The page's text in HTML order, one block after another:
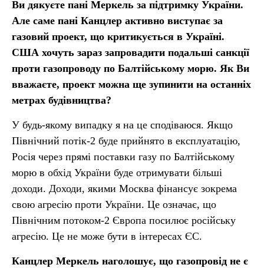
Ви дякуєте пані Меркель за підтримку України.
Але саме пані Канцлер активно виступає за
газовий проект, що критикується в Україні.
США хочуть зараз запровадити подальші санкції
проти газопроводу по Балтійському морю. Як Ви
вважаєте, проект можна ще зупинити на останніх
метрах будівництва?
У будь-якому випадку я на це сподіваюся. Якщо
Північний потік-2 буде прийнято в експлуатацію,
Росія через прямі поставки газу по Балтійському
морю в обхід України буде отримувати більші
доходи. Доходи, якими Москва фінансує зокрема
свою агресію проти України. Це означає, що
Північним потоком-2 Європа посилює російську
агресію. Це не може бути в інтересах ЄС.
Канцлер Меркель наголошує, що газопровід не є